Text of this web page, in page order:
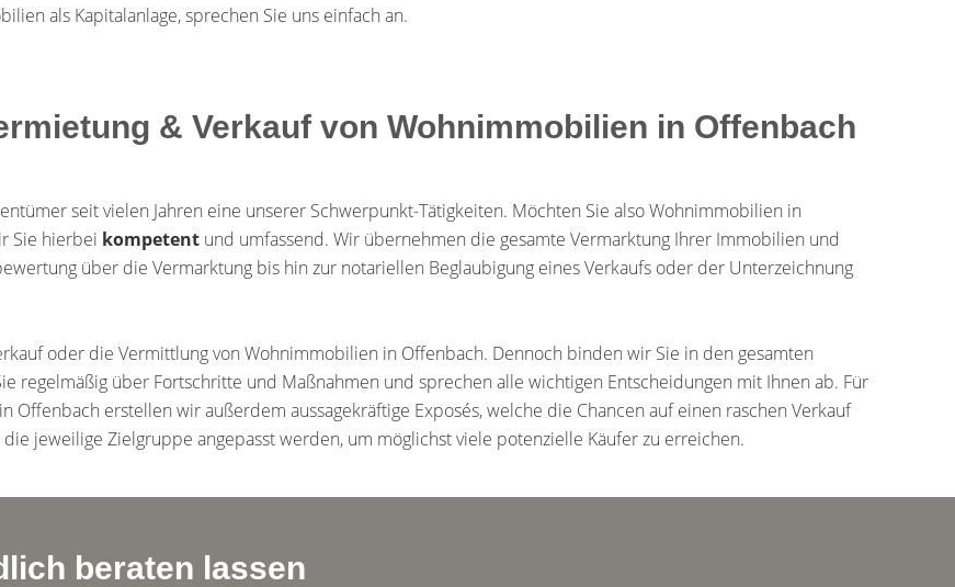
als Kapitalanlage, sprechen Sie uns einfach an.
& Verkauf von Wohnimmobilien in Offenbach
seit vielen Jahren eine unserer Schwerpunkt-Tätigkeiten. Möchten Sie also Wohnimmobilien in
Sie hierbei kompetent und umfassend. Wir übernehmen die gesamte Vermarktung Ihrer Immobilien und
über die Vermarktung bis hin zur notariellen Beglaubigung eines Verkaufs oder der Unterzeichnung
oder die Vermittlung von Wohnimmobilien in Offenbach. Dennoch binden wir Sie in den gesamten
regelmäßig über Fortschritte und Maßnahmen und sprechen alle wichtigen Entscheidungen mit Ihnen ab. Für
in Offenbach erstellen wir außerdem aussagekräftige Exposés, welche die Chancen auf einen raschen Verkauf
jeweilige Zielgruppe angepasst werden, um möglichst viele potenzielle Käufer zu erreichen.
beraten lassen